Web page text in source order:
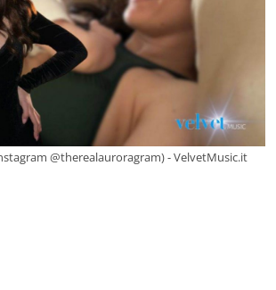
@therealauroragram) - VelvetMusic.it